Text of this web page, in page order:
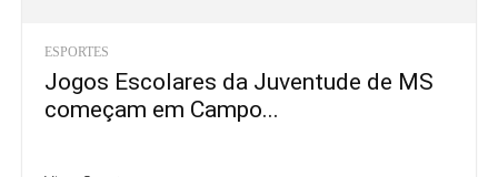
ESPORTES
Jogos Escolares da Juventude de MS
começam em Campo...